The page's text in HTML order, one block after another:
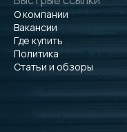
О компании
Вакансии
Где купить
Политика
Статьи и обзоры